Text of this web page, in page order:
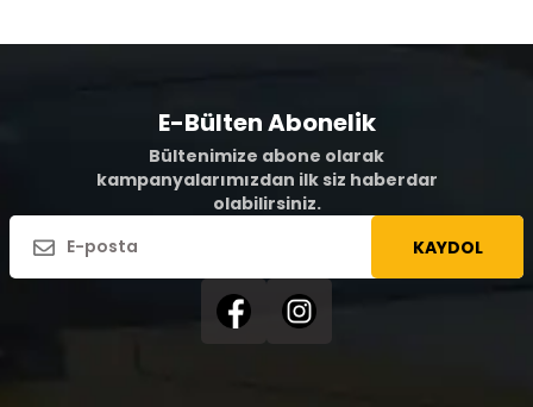
E-Bülten Abonelik
Bültenimize abone olarak
kampanyalarımızdan ilk siz haberdar
olabilirsiniz.
KAYDOL